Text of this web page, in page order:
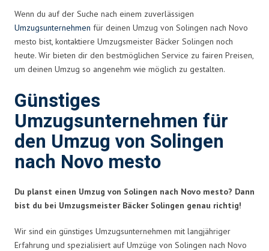
Wenn du auf der Suche nach einem zuverlässigen
Umzugsunternehmen für deinen Umzug von Solingen nach Novo
mesto bist, kontaktiere Umzugsmeister Bäcker Solingen noch
heute. Wir bieten dir den bestmöglichen Service zu fairen Preisen,
um deinen Umzug so angenehm wie möglich zu gestalten.
Günstiges
Umzugsunternehmen für
den Umzug von Solingen
nach Novo mesto
Du planst einen Umzug von Solingen nach Novo mesto? Dann
bist du bei Umzugsmeister Bäcker Solingen genau richtig!
Wir sind ein günstiges Umzugsunternehmen mit langjähriger
Erfahrung und spezialisiert auf Umzüge von Solingen nach Novo